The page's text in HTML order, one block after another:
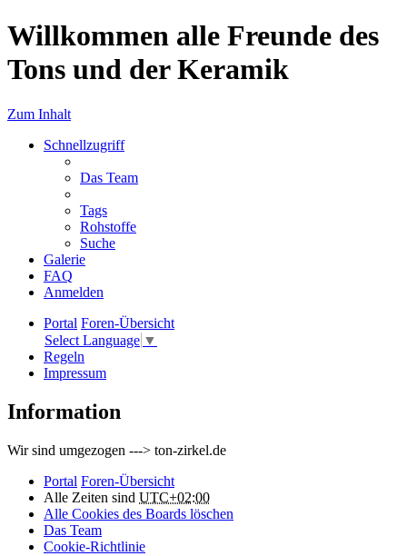
Willkommen alle Freunde des
Tons und der Keramik
Zum Inhalt
Schnellzugriff
Das Team
Tags
Rohstoffe
Suche
Galerie
FAQ
Anmelden
Portal Foren-Übersicht
Select Language ▼
Regeln
Impressum
Information
Wir sind umgezogen ---> ton-zirkel.de
Portal Foren-Übersicht
Alle Zeiten sind UTC+02:00
Alle Cookies des Boards löschen
Das Team
Cookie-Richtlinie